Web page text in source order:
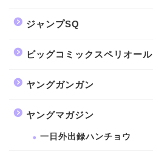
ジャンプSQ
ビッグコミックスペリオール
ヤングガンガン
ヤングマガジン
一日外出録ハンチョウ